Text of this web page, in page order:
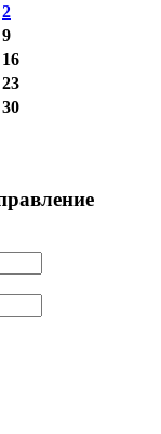
2
9
16
23
30